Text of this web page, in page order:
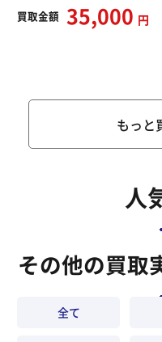
買取金額 35,000 円
もっと
人
その他の買取
全て